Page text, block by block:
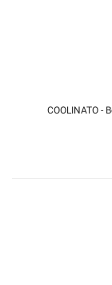
COOLINATO -